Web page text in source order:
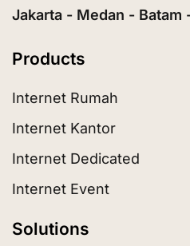
Jakarta - Medan - Batam
Products
Internet Rumah
Internet Kantor
Internet Dedicated
Internet Event
Solutions